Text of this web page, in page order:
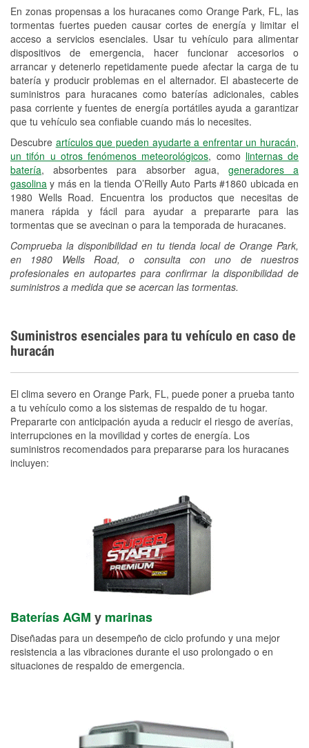
En zonas propensas a los huracanes como Orange Park, FL, las
tormentas fuertes pueden causar cortes de energía y limitar el
acceso a servicios esenciales. Usar tu vehículo para alimentar
dispositivos de emergencia, hacer funcionar accesorios o
arrancar y detenerlo repetidamente puede afectar la carga de tu
batería y producir problemas en el alternador. El abastecerte de
suministros para huracanes como baterías adicionales, cables
pasa corriente y fuentes de energía portátiles ayuda a garantizar
que tu vehículo sea confiable cuando más lo necesites.
Descubre artículos que pueden ayudarte a enfrentar un huracán,
un tifón u otros fenómenos meteorológicos, como linternas de
batería, absorbentes para absorber agua, generadores a
gasolina y más en la tienda O’Reilly Auto Parts #1860 ubicada en
1980 Wells Road. Encuentra los productos que necesitas de
manera rápida y fácil para ayudar a prepararte para las
tormentas que se avecinan o para la temporada de huracanes.
Comprueba la disponibilidad en tu tienda local de Orange Park,
en 1980 Wells Road, o consulta con uno de nuestros
profesionales en autopartes para confirmar la disponibilidad de
suministros a medida que se acercan las tormentas.
freno
Hurricane Supplies
Conoce más
Suministros esenciales para tu vehículo en caso de
huracán
El clima severo en Orange Park, FL, puede poner a prueba tanto
a tu vehículo como a los sistemas de respaldo de tu hogar.
Prepararte con anticipación ayuda a reducir el riesgo de averías,
interrupciones en la movilidad y cortes de energía. Los
suministros recomendados para prepararse para los huracanes
incluyen:
Baterías AGM y marinas
Diseñadas para un desempeño de ciclo profundo y una mejor
resistencia a las vibraciones durante el uso prolongado o en
situaciones de respaldo de emergencia.